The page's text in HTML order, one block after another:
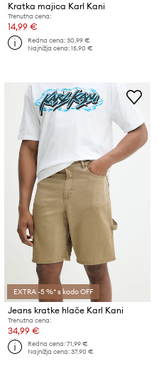
Kratka majica Karl Kani
Trenutna cena:
14,99 €
Redna cena:30,99 €
Najnižja cena:15,90 €
EXTRA -5 %* s kodo OFF
Jeans kratke hlače Karl Kani
Trenutna cena:
34,99 €
Redna cena:71,99 €
Najnižja cena:37,90 €